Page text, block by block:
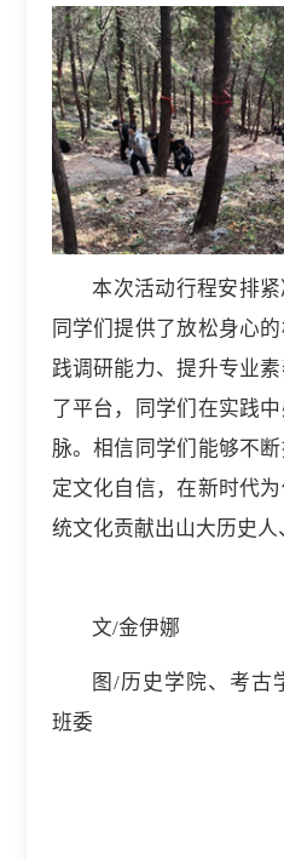
本次活动行程安排
同学们提供了放松身心
践调研能力、提升专业
了平台，同学们在实践
脉。相信同学们能够不
定文化自信，在新时代
统文化贡献出山大历史人
文/金伊娜
图/历史学院、考古
班委